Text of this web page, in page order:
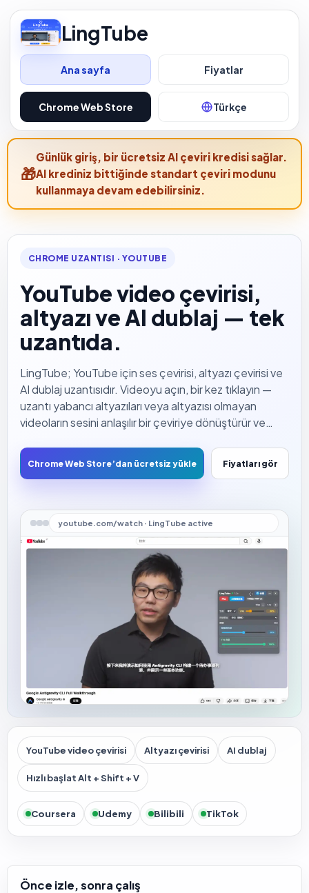
LingTube
Ana sayfa Fiyatlar
Chrome Web Store Türkçe
Günlük giriş, bir ücretsiz AI çeviri kredisi sağlar.
AI krediniz bittiğinde standart çeviri modunu
kullanmaya devam edebilirsiniz.
CHROME UZANTISI · YOUTUBE
YouTube video çevirisi,
altyazı ve AI dublaj — tek
uzantıda.
LingTube; YouTube için ses çevirisi, altyazı çevirisi ve
AI dublaj uzantısıdır. Videoyu açın, bir kez tıklayın —
uzantı yabancı altyazıları veya altyazısı olmayan
videoların sesini anlaşılır bir çeviriye dönüştürür ve
yapışmak zorunda değilsiniz.
Chrome Web Store’dan ücretsiz yükle Fiyatları gör
youtube.com/watch · LingTube active
YouTube video çevirisi Altyazı çevirisi AI dublaj
Hızlı başlat Alt + Shift + V
Coursera Udemy Bilibili TikTok
Önce izle, sonra çalış